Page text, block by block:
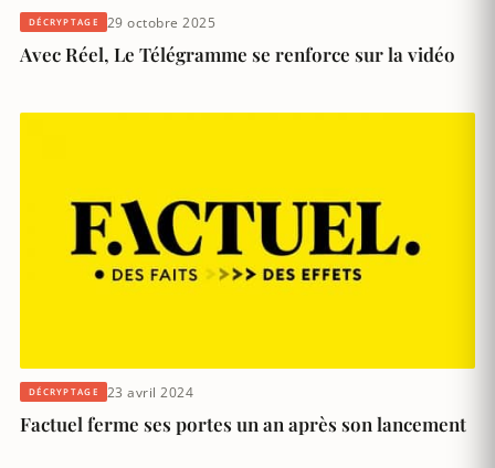
DÉCRYPTAGE 29 octobre 2025
Avec Réel, Le Télégramme se renforce sur la vidéo
DÉCRYPTAGE 23 avril 2024
Factuel ferme ses portes un an après son lancement